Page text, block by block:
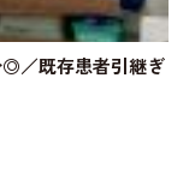
◎／既存患者引継ぎ